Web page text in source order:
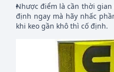
Nhược điểm là cần thời
định ngay mà hãy nhấc
khi keo gần khô thì cố định.